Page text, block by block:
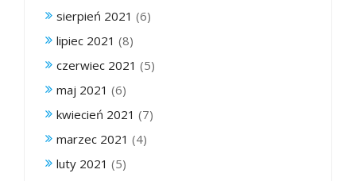
sierpień 2021 (6)
lipiec 2021 (8)
czerwiec 2021 (5)
maj 2021 (6)
kwiecień 2021 (7)
marzec 2021 (4)
luty 2021 (5)